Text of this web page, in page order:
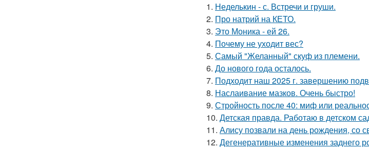
1. Неделькин - с. Встречи и груши.
2. Про натрий на КЕТО.
3. Это Моника - ей 26.
4. Почему не уходит вес?
5. Самый "Желанный" скуф из племени.
6. До нового года осталось.
7. Подходит наш 2025 г. завершению
8. Наслаивание мазков. Очень быстро!
9. Стройность после 40: миф или
10. Детская правда. Работаю в детском
11. Алису позвали на день рождения, со
12. Дегенеративные изменения заднего